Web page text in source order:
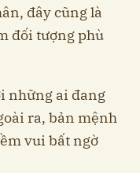
đây cũng là
đối tượng phù
những ai đang
ra, bản mệnh
vui bất ngờ